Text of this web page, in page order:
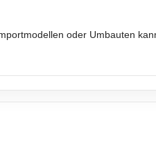
oder Umbauten